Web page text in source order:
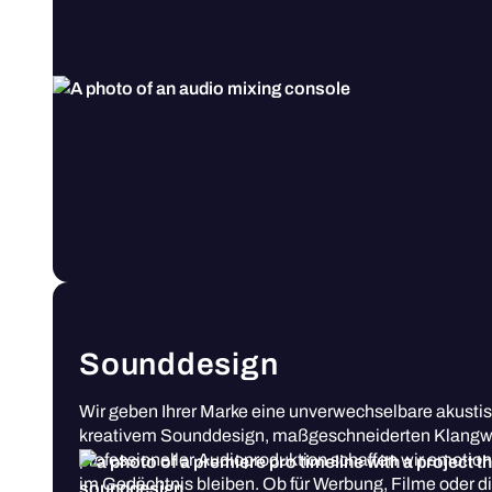
Sounddesign
Wir geben Ihrer Marke eine unverwechselbare
kreativem Sounddesign, maßgeschneiderten
professioneller Audioproduktion schaffen wir
im Gedächtnis bleiben. Ob für Werbung, Filme oder